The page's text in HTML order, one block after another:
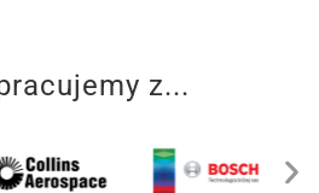
z...